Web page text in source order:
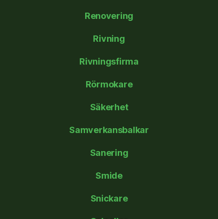
Renovering
Rivning
Rivningsfirma
Rörmokare
Säkerhet
Samverkansbalkar
Sanering
Smide
Snickare